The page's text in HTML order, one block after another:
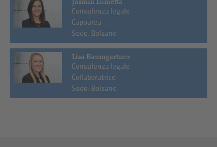
Consulenza legale
Capoarea
Sede: Bolzano
Lisa Baumgartner
Consulenza legale
Collaboratrice
Sede: Bolzano